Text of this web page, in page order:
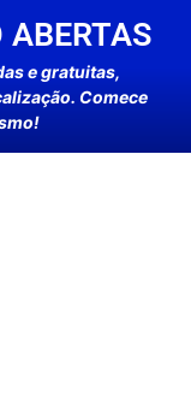
ABERTAS
e gratuitas,
Comece